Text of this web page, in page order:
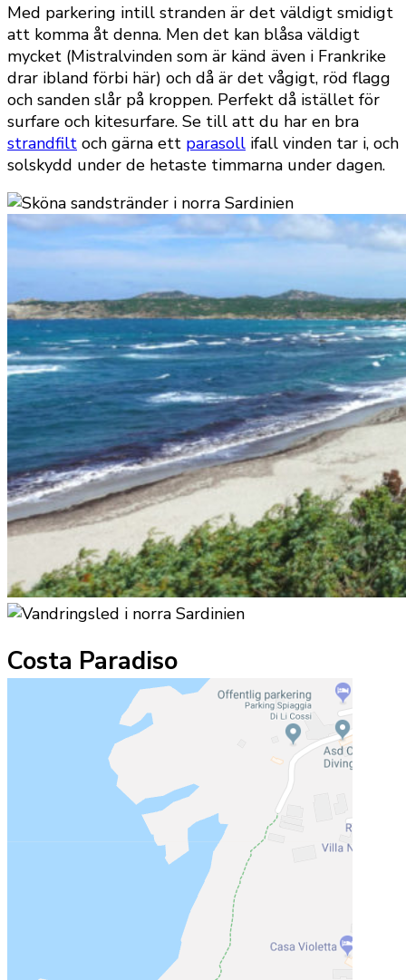
Med parkering intill stranden är det väldigt smidigt
att komma åt denna. Men det kan blåsa väldigt
mycket (Mistralvinden som är känd även i Frankrike
drar ibland förbi här) och då är det vågigt, röd flagg
och sanden slår på kroppen. Perfekt då istället för
surfare och kitesurfare. Se till att du har en bra
strandfilt och gärna ett parasoll ifall vinden tar i, och
solskydd under de hetaste timmarna under dagen.
Costa Paradiso